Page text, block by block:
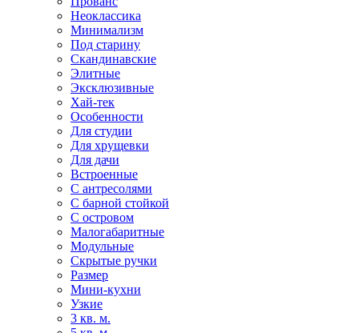
Неоклассика
Минимализм
Под старину
Скандинавские
Элитные
Эксклюзивные
Хай-тек
Особенности
Для студии
Для хрущевки
Для дачи
Встроенные
С антресолями
С барной стойкой
С островом
Малогабаритные
Модульные
Скрытые ручки
Размер
Мини-кухни
Узкие
3 кв. м.